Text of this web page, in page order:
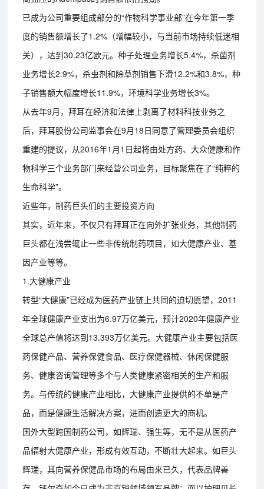
已成为公司重要组成部分的“作物科学事业部”在今年第一季
度的销售额增长了1.2%（增幅较小，与当前市场持续低迷相
关），达到30.23亿欧元。种子处理业务增长5.4%，杀菌剂
业务增长2.9%，杀虫剂和除草剂销售下滑12.2%和3.8%，种
子销售额大幅度增长11.9%，环境科学业务增长3%。
从去年9月，拜耳在经济和法律上剥离了材料科技业务之
后，拜耳股份公司监事会在9月18日同意了管理委员会组织
重建的提议，从2016年1月1日起将由处方药、大众健康和作
物科学三个业务部门来经营公司业务，目标聚焦在了“纯粹的
生命科学”。
近些年，制药巨头们的主要投资方向
其实，近年来，不仅只有拜耳正在向外扩张业务，其他制药
巨头都在浅尝辄止一些非传统制药项目，如大健康产业、基
因产业等等。
1.大健康产业
转型“大健康”已经成为医药产业链上共同的迫切愿望，2011
年全球健康产业支出为6.97万亿美元，预计2020年健康产业
全球总产值将达到13.393万亿美元。大健康产业主要包括医
药保健产品、营养保健食品、医疗保健器械、休闲保健服
务、健康咨询管理等多个与人类健康紧密相关的生产和服
务。与传统的健康产业相比，大健康产业提供的不单是产
品，而是健康生活解决方案，进而创造更大的商机。
国外大型跨国制药公司，如辉瑞、强生等，无不是从医药产
品辐射大健康产业，形成有效互动，不断壮大起来。如巨头
辉瑞，其向营养保健品市场的布局由来已久，代表品牌善